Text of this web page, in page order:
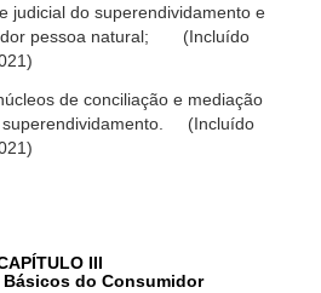
judicial do superendividamento e
pessoa natural; (Incluído
de conciliação e mediação
superendividamento. (Incluído
III
do Consumidor